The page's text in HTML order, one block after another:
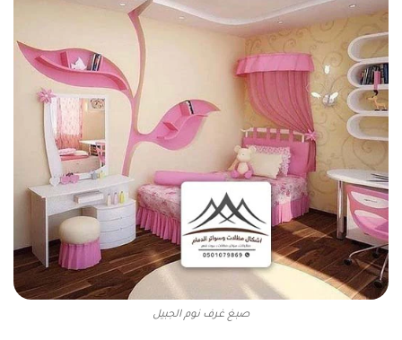
صبغ غرف نوم الجبيل